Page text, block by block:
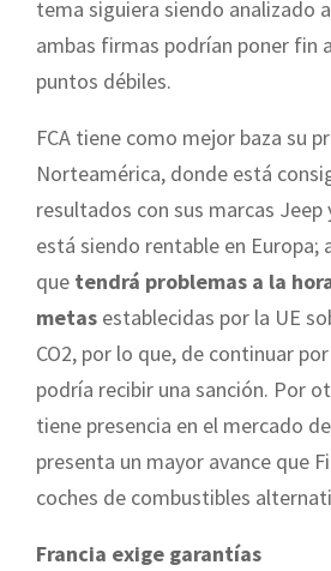
tema siguiera siendo analizado
ambas firmas podrían poner fin
puntos débiles.
FCA tiene como mejor baza su
Norteamérica, donde está
resultados con sus marcas Jeep
está siendo rentable en Europa;
que tendrá problemas a la
metas establecidas por la UE
CO2, por lo que, de continuar
podría recibir una sanción. Por
tiene presencia en el mercado
presenta un mayor avance que
coches de combustibles
Francia exige garantías